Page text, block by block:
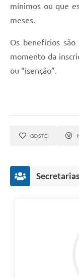
mínimos ou que
meses.
Os benefícios
momento da
ou “isenção”.
GOSTEI